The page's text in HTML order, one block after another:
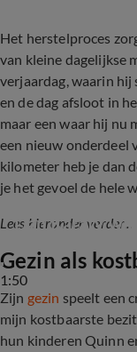
Het herstelproces
van kleine dagelijkse
verjaardag, waarin
en de dag afsloot in
maar een waar hij nu
een nieuw onderdeel
kilometer heb je dan
je het gevoel de hele
Lees hieronder verder...
1:50
Dan Karaty
Gezin als
Zijn gezin speelt een
mijn kostbaarste
hun kinderen Quinn